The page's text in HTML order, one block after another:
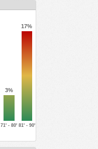
3%
17%
71' - 80' 81' - 90'